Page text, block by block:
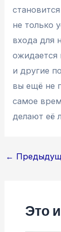
не только
входа для
ожидается
и другие
вы ещё не
самое
делают её
Навигация
←
Это